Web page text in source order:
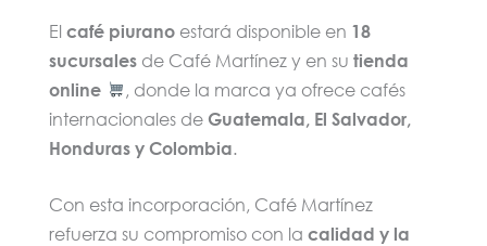
El café piuranoestará disponible en 18
sucursalesde Café Martínez y en su tienda
online
, donde la marca ya ofrece cafés
internacionales de Guatemala, El Salvador,
Honduras y Colombia.
Con esta incorporación, Café Martínez
refuerza su compromiso con la calidad y la